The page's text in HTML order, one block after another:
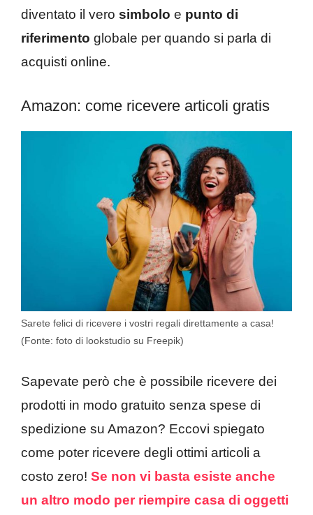
diventato il vero simbolo e punto di
riferimento globale per quando si parla di
acquisti online.
Amazon: come ricevere articoli gratis
Sarete felici di ricevere i vostri regali direttamente a casa!
(Fonte: foto di lookstudio su Freepik)
Sapevate però che è possibile ricevere dei
prodotti in modo gratuito senza spese di
spedizione su Amazon? Eccovi spiegato
come poter ricevere degli ottimi articoli a
costo zero! Se non vi basta esiste anche
un altro modo per riempire casa di oggetti